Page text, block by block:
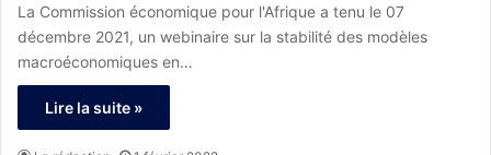
La Commission économique pour l'Afrique a tenu le 07
décembre 2021, un webinaire sur la stabilité des modèles
macroéconomiques en…
Lire la suite »